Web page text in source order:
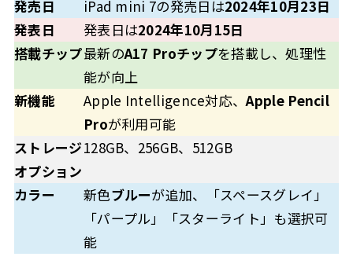
発売日
iPad mini 7の発売日は2024年10月23日
発表日
発表日は2024年10月15日
搭載チップ最新のA17 Proチップを搭載し、処理性
能が向上
新機能
Apple Intelligence対応、Apple Pencil
Proが利用可能
ストレージ
オプション
128GB、256GB、512GB
カラー 新色ブルーが追加、「スペースグレイ」
「パープル」「スターライト」も選択可
能